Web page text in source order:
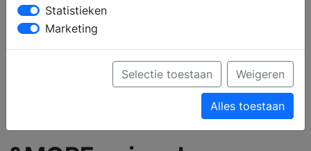
Statistieken
Marketing
Selectie toestaan Weigeren
Alles toestaan